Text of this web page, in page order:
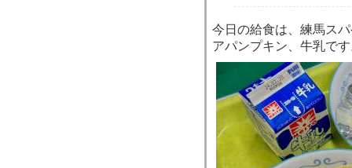
今日の給食は、練馬ス
アパンプキン、牛乳で